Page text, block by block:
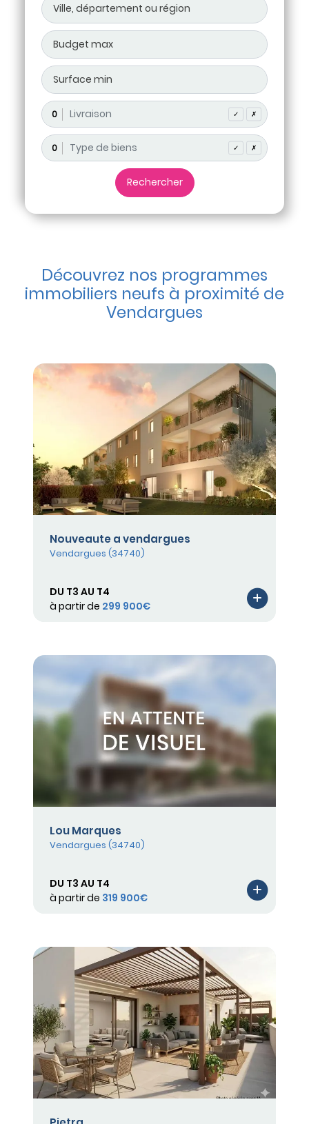
0 ✓ ✗
0 ✓ ✗
Découvrez nos programmes
immobiliers neufs à proximité de
Vendargues
Nouveaute a vendargues
Vendargues (34740)
DU T3 AU T4
à partir de 299 900€
Lou Marques
Vendargues (34740)
DU T3 AU T4
à partir de 319 900€